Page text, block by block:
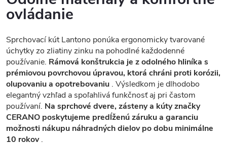
ovládanie
Sprchovací kút Lantono ponúka ergonomicky tvarované
úchytky zo zliatiny zinku na pohodlné každodenné
používanie. Rámová konštrukcia je z odolného hliníka s
prémiovou povrchovou úpravou, ktorá chráni proti korózii,
olupovaniu a opotrebovaniu . Výsledkom je dlhodobo
elegantný vzhľad a spoľahlivá funkčnosť aj pri častom
používaní. Na sprchové dvere, zásteny a kúty značky
CERANO poskytujeme predĺženú záruku a garanciu
možnosti nákupu náhradných dielov po dobu minimálne
10 rokov.